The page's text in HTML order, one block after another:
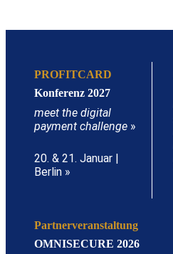
PROFITCARD
Konferenz 2027
meet the digital
payment challenge »
20. & 21. Januar |
Berlin »
Partnerveranstaltung
OMNISECURE 2026